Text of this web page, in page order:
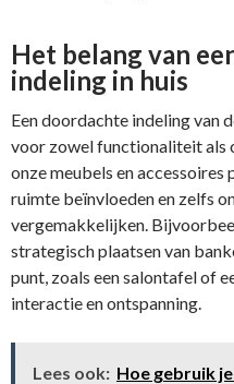
Het belang van
indeling in huis
Een doordachte indeling van
voor zowel functionaliteit als
onze meubels en accessoires
ruimte beïnvloeden en zelfs
vergemakkelijken.
strategisch plaatsen van
punt, zoals een salontafel of
interactie en ontspanning.
Lees ook: Hoe gebruik